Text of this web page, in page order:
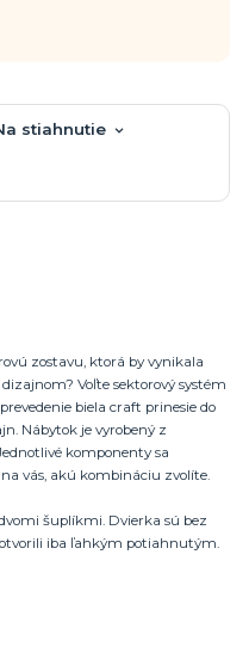
stiahnutie
zostavu, ktorá by vynikala
Voľte sektorový systém
biela craft prinesie do
Nábytok je vyrobený z
komponenty sa
vás, akú kombináciu zvolíte.
šuplíkmi. Dvierka sú bez
iba ľahkým potiahnutým.